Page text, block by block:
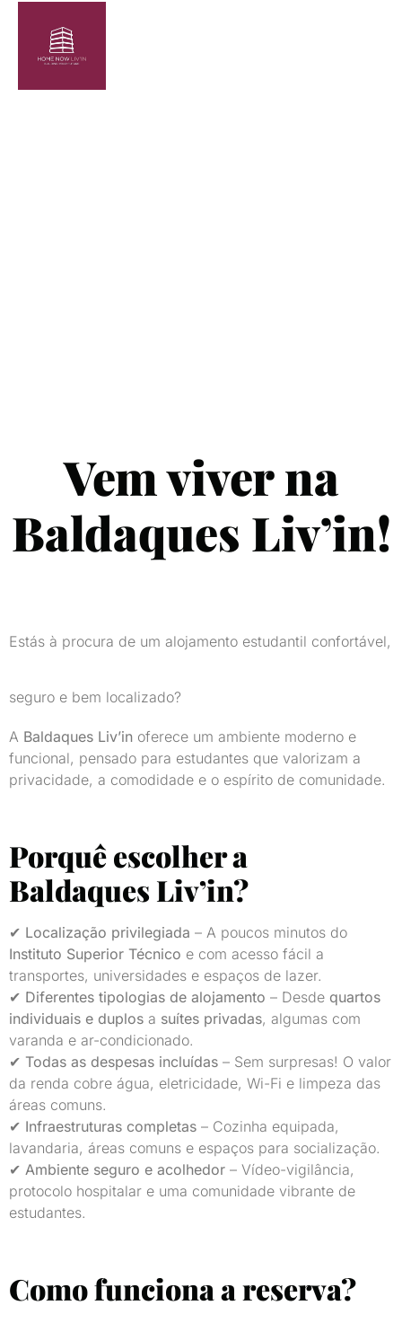
Vem viver na
Baldaques Liv’in!
Estás à procura de um alojamento estudantil confortável,
seguro e bem localizado?
A Baldaques Liv’in oferece um ambiente moderno e
funcional, pensado para estudantes que valorizam a
privacidade, a comodidade e o espírito de comunidade.
Porquê escolher a
Baldaques Liv’in?
✔ Localização privilegiada – A poucos minutos do
Instituto Superior Técnico e com acesso fácil a
transportes, universidades e espaços de lazer.
✔ Diferentes tipologias de alojamento – Desde quartos
individuais e duplos a suítes privadas, algumas com
varanda e ar-condicionado.
✔ Todas as despesas incluídas – Sem surpresas! O valor
da renda cobre água, eletricidade, Wi-Fi e limpeza das
áreas comuns.
✔ Infraestruturas completas – Cozinha equipada,
lavandaria, áreas comuns e espaços para socialização.
✔ Ambiente seguro e acolhedor – Vídeo-vigilância,
protocolo hospitalar e uma comunidade vibrante de
estudantes.
Como funciona a reserva?